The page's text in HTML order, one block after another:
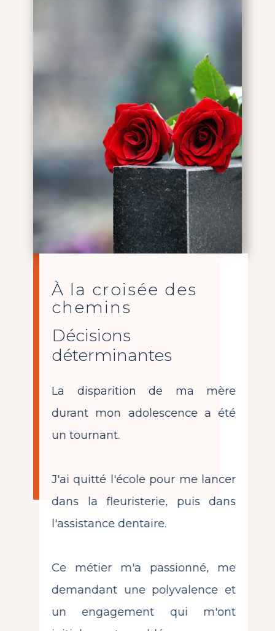
À la croisée des
chemins
Décisions
déterminantes
La disparition de ma mère
durant mon adolescence a été
un tournant.
J'ai quitté l'école pour me lancer
dans la fleuristerie, puis dans
l'assistance dentaire.
Ce métier m'a passionné, me
demandant une polyvalence et
un engagement qui m'ont